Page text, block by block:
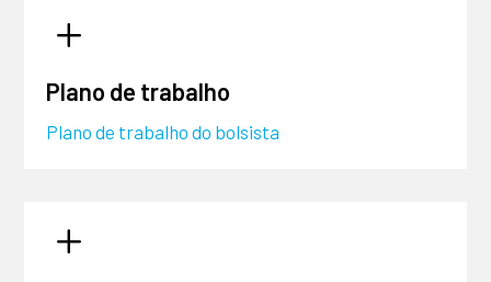
L
Plano de trabalho
Plano de trabalho do bolsista
L